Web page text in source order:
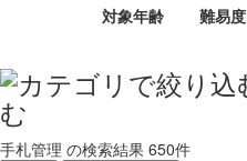
対象年齢 難易度
む
手札管理 の検索結果 650件